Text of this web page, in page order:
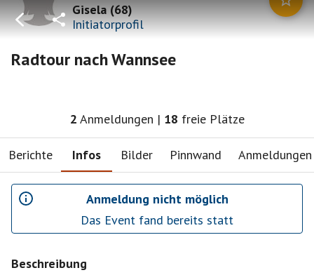
Gisela(68)
Initiatorprofil
Radtour nach Wannsee
2 Anmeldungen | 18 freie Plätze
Berichte Infos Bilder Pinnwand Anmeldungen
Anmeldung nicht möglich
Das Event fand bereits statt
Beschreibung